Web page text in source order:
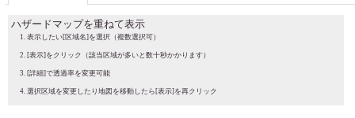
ハザードマップを重ねて表示
表示したい[区域名]を選択（複数選択可）
[表示]をクリック（該当区域が多いと数十秒かかります）
[詳細]で透過率を変更可能
選択区域を変更したり地図を移動したら[表示]を再クリック